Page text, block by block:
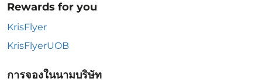
Rewards for you
KrisFlyer
KrisFlyerUOB
การจองในนามบริษัท